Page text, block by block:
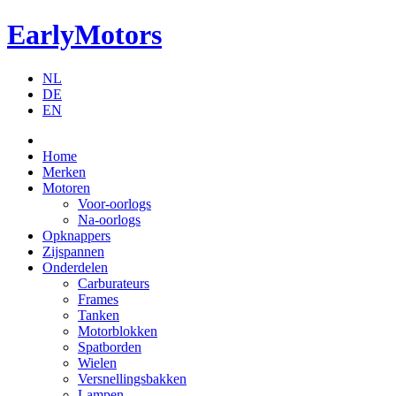
EarlyMotors
NL
DE
EN
Home
Merken
Motoren
Voor-oorlogs
Na-oorlogs
Opknappers
Zijspannen
Onderdelen
Carburateurs
Frames
Tanken
Motorblokken
Spatborden
Wielen
Versnellingsbakken